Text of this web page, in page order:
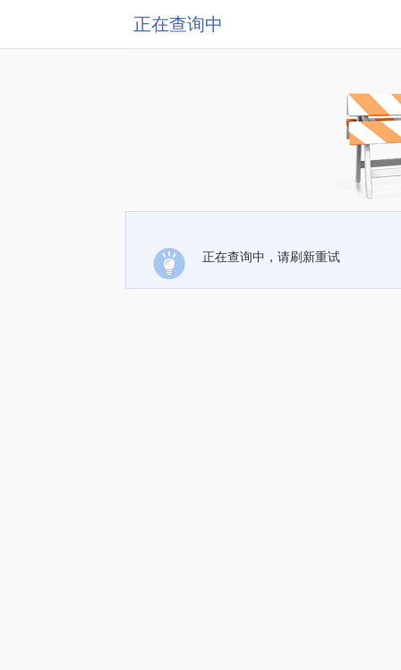
正在查询中
正在查询中，请刷新重试